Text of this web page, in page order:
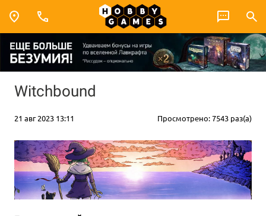
Witchbound
21 авг 2023 13:11 Просмотрено: 7543 раз(а)